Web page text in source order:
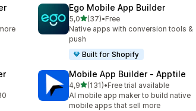
Ego Mobile App Builder
5,0z 5 hvězd
(37)
Celkový počet recenzí: 37
•Free
Native apps with conversion tools &
push
Built for Shopify
Mobile App Builder ‑ Apptile
4,9z 5 hvězd
(131)
Celkový počet recenzí: 131
•Free trial available
AI mobile app maker to build native
mobile apps that sell more